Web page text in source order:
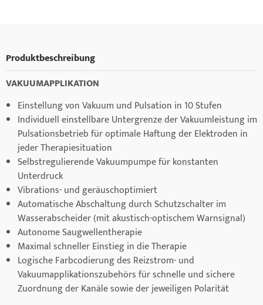
Produktbeschreibung
VAKUUMAPPLIKATION
Einstellung von Vakuum und Pulsation in 10 Stufen
Individuell einstellbare Untergrenze der Vakuumleistung im
Pulsationsbetrieb für optimale Haftung der Elektroden in
jeder Therapiesituation
Selbstregulierende Vakuumpumpe für konstanten
Unterdruck
Vibrations- und geräuschoptimiert
Automatische Abschaltung durch Schutzschalter im
Wasserabscheider (mit akustisch-optischem Warnsignal)
Autonome Saugwellentherapie
Maximal schneller Einstieg in die Therapie
Logische Farbcodierung des Reizstrom- und
Vakuumapplikationszubehörs für schnelle und sichere
Zuordnung der Kanäle sowie der jeweiligen Polarität